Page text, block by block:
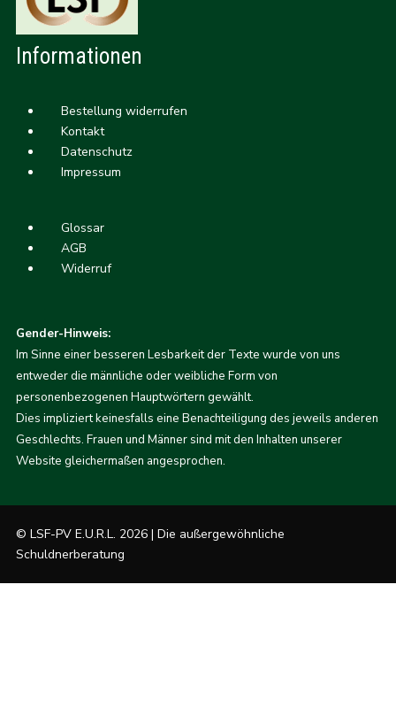
Informationen
Bestellung widerrufen
Kontakt
Datenschutz
Impressum
Glossar
AGB
Widerruf
Gender-Hinweis:
Im Sinne einer besseren Lesbarkeit der Texte wurde von uns
entweder die männliche oder weibliche Form von
personenbezogenen Hauptwörtern gewählt.
Dies impliziert keinesfalls eine Benachteiligung des jeweils anderen
Geschlechts. Frauen und Männer sind mit den Inhalten unserer
Website gleichermaßen angesprochen.
© LSF-PV E.U.R.L. 2026 | Die außergewöhnliche
Schuldnerberatung